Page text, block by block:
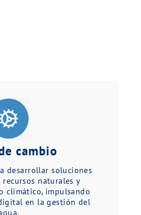
cambio
desarrollar soluciones
naturales y
climático, impulsando
en la gestión del